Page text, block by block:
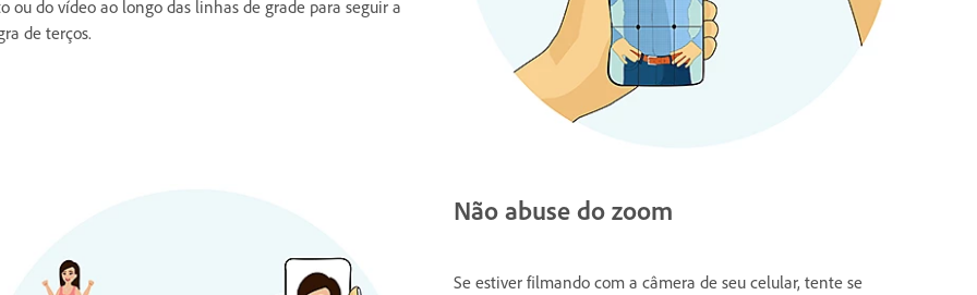
ou do vídeo ao longo das linhas de grade para seguir a
de terços.
Não abuse do zoom
Se estiver filmando com a câmera de seu celular, tente se